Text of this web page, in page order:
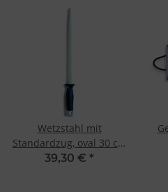
Wetzstahl mit
Standardzug, oval 30 cm
von Dick
39,30 € *